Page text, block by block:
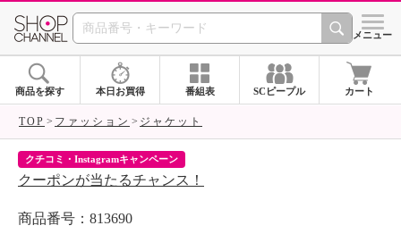
SHOP CHANNEL シメニュー
商品を探す 本日お買得 番組表 SCピープル カート
TOP ファッション ジャケット
クチコミ・Instagramキャンペーン
クーポンが当たるチャンス！
商品番号：813690